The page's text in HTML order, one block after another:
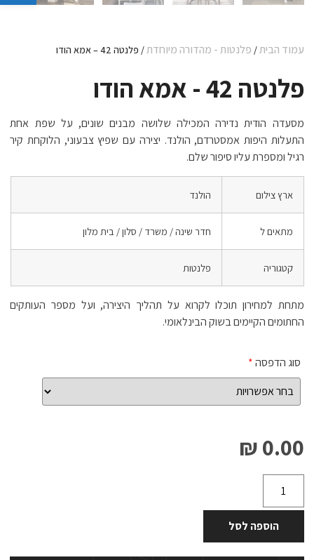
עמוד הבית/ פלנטות - מהדורה מיוחדת/ פלנטה 42 – אמא הודו
פלנטה 42 - אמא הודו
מסעדה הודית נדירה המכילה שלושה מבנים שונים, על שפת אחת
התעלות היפות אמסטרדם, הולנד. יצירה עם שפיץ צבעוני, הלוקחת קיר
רגיל ומספרת עליו סיפור שלם.
ארץ צילום הולנד
מתאים ל חדר שינה / משרד / סלון / בית מלון
קטגוריה פלנטות
מתחת למחירון תוכלו לקרוא על תהליך היצירה, ועל מספר העותקים
החתומים הקיימים בשוק הבינלאומי.
סוג הדפסה*
0.00 ₪
הוספה לסל